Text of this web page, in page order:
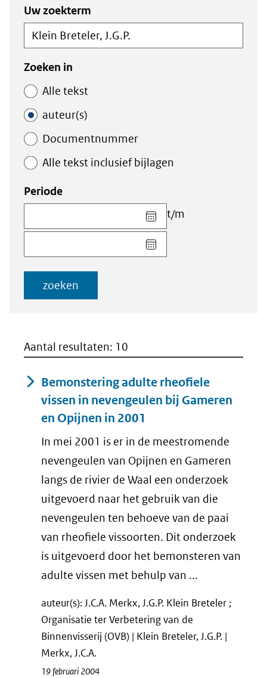
Zoeken
in
de
index
Zoeken
binnen
de
index
Uw zoekterm
Zoeken in
Alle tekst
auteur(s)
Documentnummer
Alle tekst inclusief bijlagen
Periode
Kies
datum
voor
veld
t/m
Kies
datum
zoeken
Aantal resultaten: 10
Bemonstering adulte rheofiele
vissen in nevengeulen bij Gameren
en Opijnen in 2001
In mei 2001 is er in de meestromende
nevengeulen van Opijnen en Gameren
langs de rivier de Waal een onderzoek
uitgevoerd naar het gebruik van die
nevengeulen ten behoeve van de paai
van rheofiele vissoorten. Dit onderzoek
is uitgevoerd door het bemonsteren van
adulte vissen met behulp van ...
auteur(s): J.C.A. Merkx, J.G.P. Klein Breteler ;
Organisatie ter Verbetering van de
Binnenvisserij (OVB) | Klein Breteler, J.G.P. |
Merkx, J.C.A.
19 februari 2004